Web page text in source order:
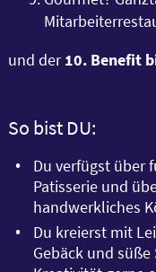
und der10. Benefit
So bist DU:
Du verfügst über
Patisserie und
handwerkliches
Du kreierst mit
Gebäck und